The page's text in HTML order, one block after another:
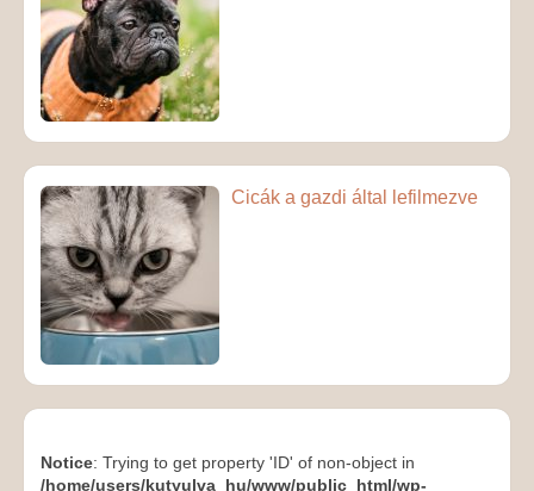
Cicák a gazdi által lefilmezve
Notice: Trying to get property 'ID' of non-object in
/home/users/kutyulva_hu/www/public_html/wp-